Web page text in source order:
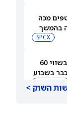
מכה
בהמשך
SPCX
עסקת קורסור של ספייס אקס בשווי 60
בשבוע
השוק >